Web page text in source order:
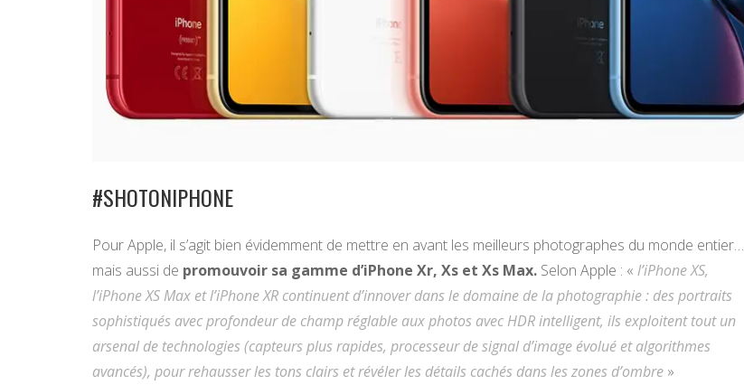
#SHOTONIPHONE
Pour Apple, il s’agit bien évidemment de mettre en avant les meilleurs photographes du monde entier…
mais aussi de promouvoir sa gamme d’iPhone Xr, Xs et Xs Max. Selon Apple : « l’iPhone XS,
l’iPhone XS Max et l’iPhone XR continuent d’innover dans le domaine de la photographie : des portraits
sophistiqués avec profondeur de champ réglable aux photos avec HDR intelligent, ils exploitent tout un
arsenal de technologies (capteurs plus rapides, processeur de signal d’image évolué et algorithmes
avancés), pour rehausser les tons clairs et révéler les détails cachés dans les zones d’ombre »